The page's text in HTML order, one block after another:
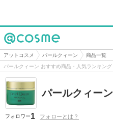
@cosme
アットコスメ パールクィーン
商品一覧
パールクィーン おすすめ商品・人気ランキング
パールクィーン
フォロワー1 フォローとは？